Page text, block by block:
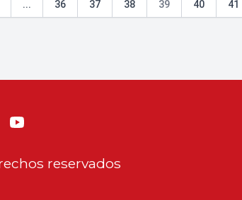
... 36 37 38 39 40 41
reservados